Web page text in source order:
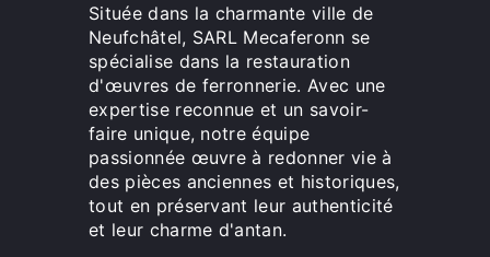
Située dans la charmante ville de
Neufchâtel, SARL Mecaferonn se
spécialise dans la restauration
d'œuvres de ferronnerie. Avec une
expertise reconnue et un savoir-
faire unique, notre équipe
passionnée œuvre à redonner vie à
des pièces anciennes et historiques,
tout en préservant leur authenticité
et leur charme d'antan.